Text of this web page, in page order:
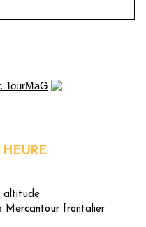
HEURE
altitude
Mercantour frontalier